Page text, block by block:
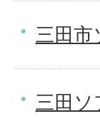
三田
三田ソ